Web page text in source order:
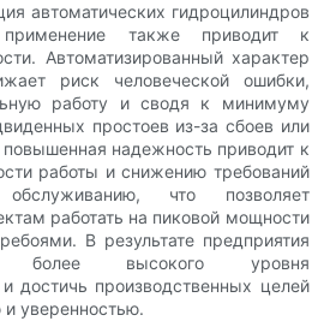
автоматических гидроцилиндров
также приводит к
Автоматизированный характер
риск человеческой ошибки,
работу и сводя к минимуму
простоев из-за сбоев или
повышенная надежность приводит к
работы и снижению требований
что позволяет
работать на пиковой мощности
В результате предприятия
более высокого уровня
и достичь производственных целей
уверенностью.